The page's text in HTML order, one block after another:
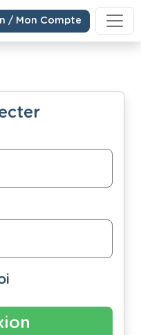
/ Mon Compte